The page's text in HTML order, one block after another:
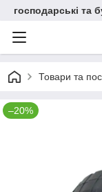
господарські та
Товари та
–20%